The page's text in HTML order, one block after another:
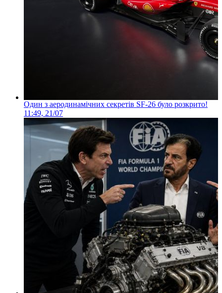
Один з аеродинамічних секретів SF-26 було розкрито!
11:49, 21/07